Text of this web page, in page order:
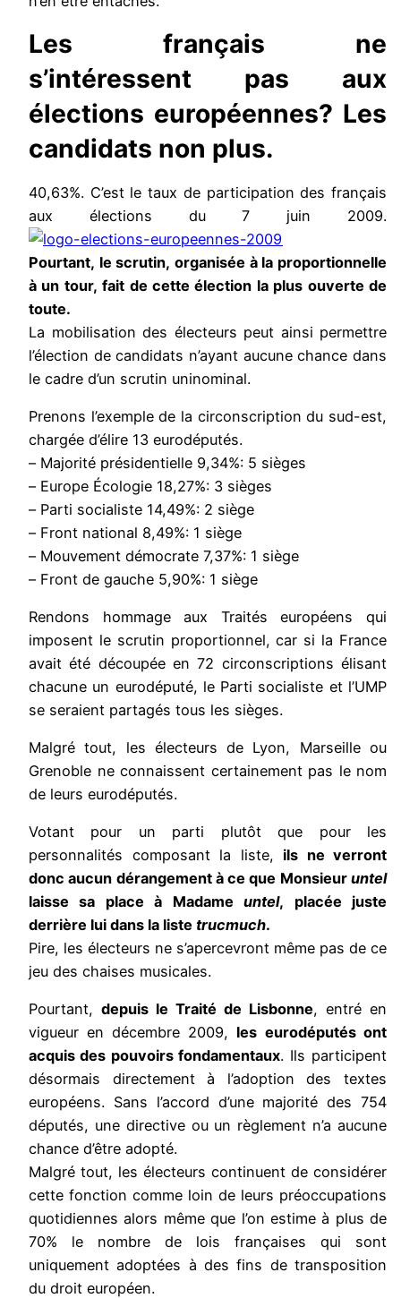
Les français ne
s’intéressent pas aux
élections européennes? Les
candidats non plus.
40,63%. C’est le taux de participation des français
aux élections du 7 juin 2009.
Pourtant, le scrutin, organisée à la proportionnelle
à un tour, fait de cette élection la plus ouverte de
toute.
La mobilisation des électeurs peut ainsi permettre
l’élection de candidats n’ayant aucune chance dans
le cadre d’un scrutin uninominal.
Prenons l’exemple de la circonscription du sud-est,
chargée d’élire 13 eurodéputés.
– Majorité présidentielle 9,34%: 5 sièges
– Europe Écologie 18,27%: 3 sièges
– Parti socialiste 14,49%: 2 siège
– Front national 8,49%: 1 siège
– Mouvement démocrate 7,37%: 1 siège
– Front de gauche 5,90%: 1 siège
Rendons hommage aux Traités européens qui
imposent le scrutin proportionnel, car si la France
avait été découpée en 72 circonscriptions élisant
chacune un eurodéputé, le Parti socialiste et l’UMP
se seraient partagés tous les sièges.
Malgré tout, les électeurs de Lyon, Marseille ou
Grenoble ne connaissent certainement pas le nom
de leurs eurodéputés.
Votant pour un parti plutôt que pour les
personnalités composant la liste, ils ne verront
donc aucun dérangement à ce que Monsieur untel
laisse sa place à Madame untel, placée juste
derrière lui dans la liste trucmuch.
Pire, les électeurs ne s’apercevront même pas de ce
jeu des chaises musicales.
Pourtant, depuis le Traité de Lisbonne, entré en
vigueur en décembre 2009, les eurodéputés ont
acquis des pouvoirs fondamentaux. Ils participent
désormais directement à l’adoption des textes
européens. Sans l’accord d’une majorité des 754
députés, une directive ou un règlement n’a aucune
chance d’être adopté.
Malgré tout, les électeurs continuent de considérer
cette fonction comme loin de leurs préoccupations
quotidiennes alors même que l’on estime à plus de
70% le nombre de lois françaises qui sont
uniquement adoptées à des fins de transposition
du droit européen.